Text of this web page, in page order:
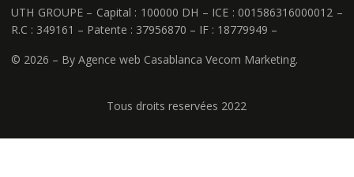
UTH GROUPE – Capital : 100000 DH – ICE : 001586316000012 –
R.C : 349161 – Patente : 37956870 – IF : 18779949 –
© 2026 – By Agence web Casablanca Vecom Marketing.
Tous droits reservées 2022